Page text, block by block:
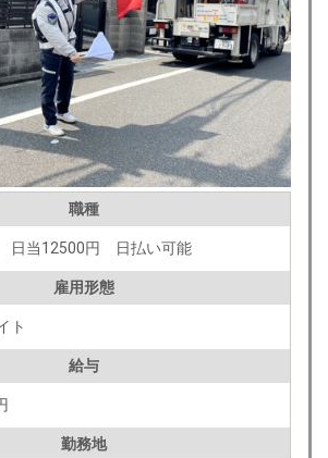
職種
日当12500円 日払い可能
雇用形態
ト
給与
勤務地